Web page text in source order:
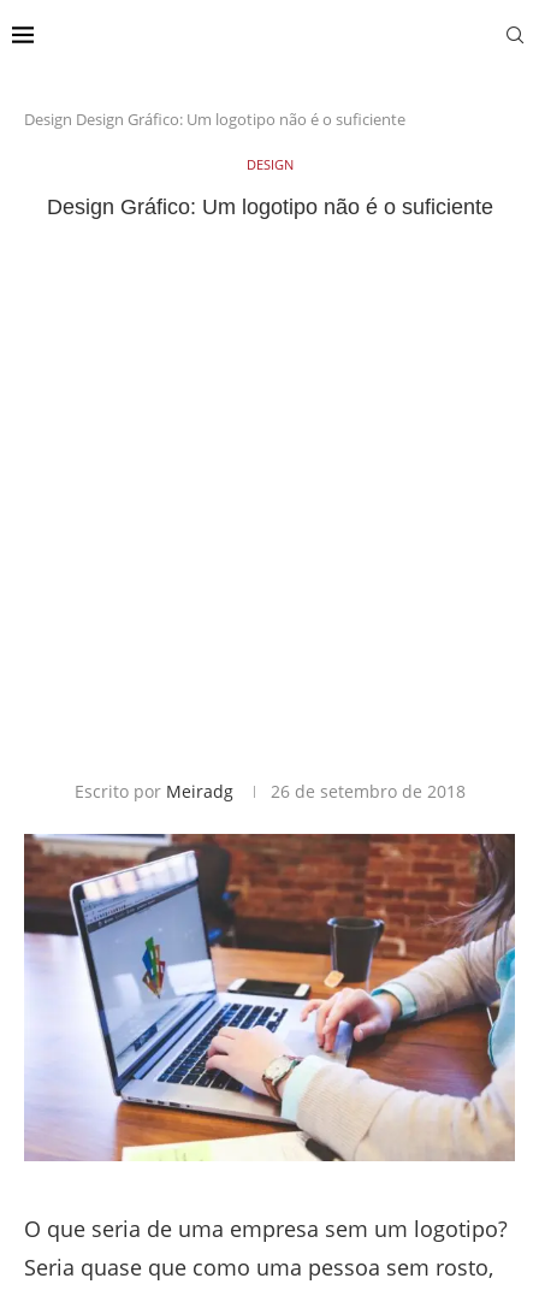
Design Design Gráfico: Um logotipo não é o suficiente
DESIGN
Design Gráfico: Um logotipo não é o suficiente
Escrito por Meiradg 26 de setembro de 2018
O que seria de uma empresa sem um logotipo?
Seria quase que como uma pessoa sem rosto,